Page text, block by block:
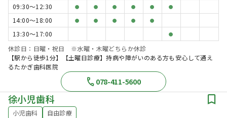
09:30〜12:30
● ● ● ● ● ●
14:00〜18:00 ● ● ● ● ●
13:30〜17:00 ●
休診日：日曜・祝日 ※水曜・木曜どちらか休診
【駅から徒歩1分】【土曜日診療】持病や障がいのある方も安心して通え
るたかぎ歯科医院
078-411-5600
徐小児歯科
小児歯科
自由診療